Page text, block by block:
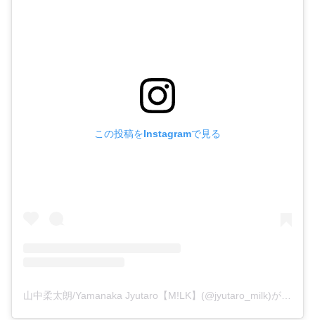
この投稿をInstagramで見る